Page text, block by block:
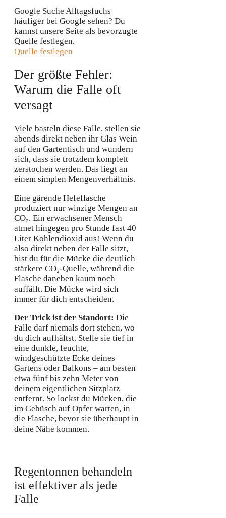
Google Suche Alltagsfuchs
häufiger bei Google sehen? Du
kannst unsere Seite als bevorzugte
Quelle festlegen.
Quelle festlegen
Der größte Fehler:
Warum die Falle oft
versagt
Viele basteln diese Falle, stellen sie
abends direkt neben ihr Glas Wein
auf den Gartentisch und wundern
sich, dass sie trotzdem komplett
zerstochen werden. Das liegt an
einem simplen Mengenverhältnis.
Eine gärende Hefeflasche
produziert nur winzige Mengen an
CO₂. Ein erwachsener Mensch
atmet hingegen pro Stunde fast 40
Liter Kohlendioxid aus! Wenn du
also direkt neben der Falle sitzt,
bist du für die Mücke die deutlich
stärkere CO₂-Quelle, während die
Flasche daneben kaum noch
auffällt. Die Mücke wird sich
immer für dich entscheiden.
Der Trick ist der Standort: Die
Falle darf niemals dort stehen, wo
du dich aufhältst. Stelle sie tief in
eine dunkle, feuchte,
windgeschützte Ecke deines
Gartens oder Balkons – am besten
etwa fünf bis zehn Meter von
deinem eigentlichen Sitzplatz
entfernt. So lockst du Mücken, die
im Gebüsch auf Opfer warten, in
die Flasche, bevor sie überhaupt in
deine Nähe kommen.
Regentonnen behandeln
ist effektiver als jede
Falle